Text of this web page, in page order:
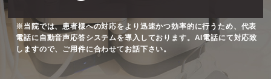
※当院では、患者様への対応をより迅速かつ効率的に行うため、代表
電話に自動音声応答システムを導入しております。AI電話にて対応致
しますので、ご用件に合わせてお話下さい。